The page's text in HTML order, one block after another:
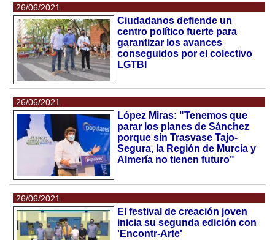
26/06/2021
Ciudadanos defiende un
centro político fuerte para
garantizar los avances
conseguidos por el colectivo
LGTBI
26/06/2021
López Miras: "Tenemos que
parar los planes de Sánchez
porque sin Trasvase Tajo-
Segura, la Región de Murcia y
Almería no tienen futuro"
26/06/2021
El festival de creación joven
inicia su segunda edición con
'Encontr-Arte'